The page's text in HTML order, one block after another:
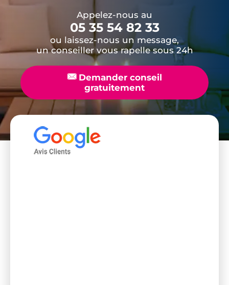
Appelez-nous au
05 35 54 82 33
ou laissez-nous un message,
un conseiller vous rapelle sous 24h
📧Demander conseil
gratuitement